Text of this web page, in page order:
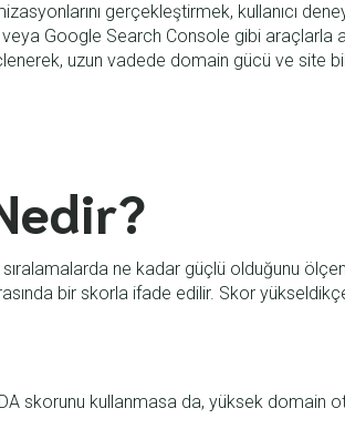
gerçekleştirmek, kullanıcı
Google Search Console gibi araçlarla
uzun vadede domain gücü ve site
ne kadar güçlü olduğunu
bir skorla ifade edilir. Skor
skorunu kullanmasa da, yüksek domain